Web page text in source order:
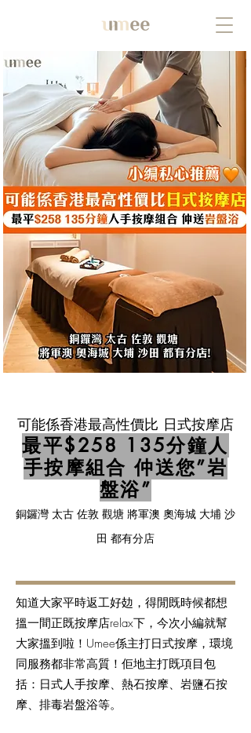
可能係香港最高性價比 日式按摩店
最平$258 135分鐘人
手按摩組合 仲送您”岩
盤浴”
銅鑼灣 太古 佐敦 觀塘 將軍澳 奧海城 大埔 沙
田 都有分店
知道大家平時返工好攰，得閒既時候都想
搵一間正既按摩店relax下，今次小編就幫
大家搵到啦！Umee係主打日式按摩，環境
同服務都非常高質！佢地主打既項目包
括：日式人手按摩、熱石按摩、岩鹽石按
摩、排毒岩盤浴等。